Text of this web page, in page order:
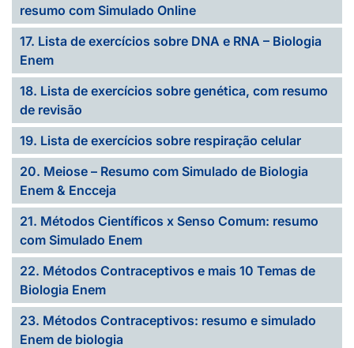
resumo com Simulado Online
17. Lista de exercícios sobre DNA e RNA – Biologia
Enem
18. Lista de exercícios sobre genética, com resumo
de revisão
19. Lista de exercícios sobre respiração celular
20. Meiose – Resumo com Simulado de Biologia
Enem & Encceja
21. Métodos Científicos x Senso Comum: resumo
com Simulado Enem
22. Métodos Contraceptivos e mais 10 Temas de
Biologia Enem
23. Métodos Contraceptivos: resumo e simulado
Enem de biologia